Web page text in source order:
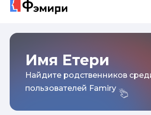
Имя Етери
Найдите родственников
пользователей Famiry